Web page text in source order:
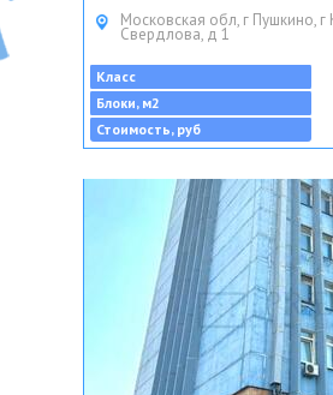
Московская обл, г Пушкино, г
Свердлова, д 1
Класс
Блоки, м2
Стоимость, руб